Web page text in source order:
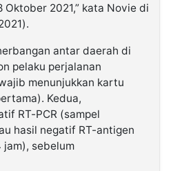
2021,” kata Novie di
antar daerah di
pelaku perjalanan
menunjukkan kartu
Kedua,
RT-PCR (sampel
hasil negatif RT-antigen
jam), sebelum